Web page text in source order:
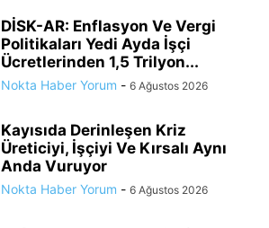
DİSK-AR: Enflasyon Ve Vergi
Politikaları Yedi Ayda İşçi
Ücretlerinden 1,5 Trilyon...
Nokta Haber Yorum - 6 Ağustos 2026
Kayısıda Derinleşen Kriz
Üreticiyi, İşçiyi Ve Kırsalı Aynı
Anda Vuruyor
Nokta Haber Yorum - 6 Ağustos 2026